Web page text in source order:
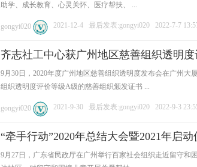
助学、成长教育、心灵关怀、医疗帮扶、 ...
gongyi020 2021-12-4 最后发表:gongyi020 2022-7-7
齐志社工中心获广州地区慈善组织透明
9月30日，2020年度广州地区慈善组织透明度发布会在广州
组织透明度评价等级A级的慈善组织颁发证书 ...
gongyi020 2021-9-30 最后发表:gongyi020 2022-9-3
“牵手行动”2020年总结大会暨2021年启
9月27日，广东省民政厅在广州举行百家社会组织走近留守和